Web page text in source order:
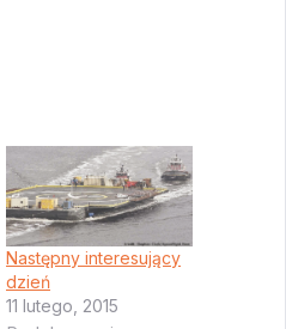
Następny interesujący
dzień
11 lutego, 2015